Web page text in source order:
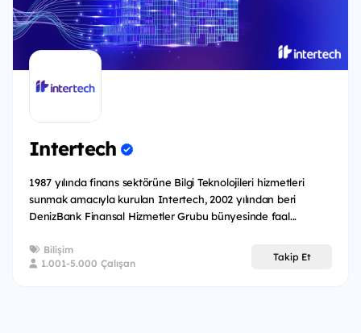
Intertech
1987 yılında finans sektörüne Bilgi Teknolojileri hizmetleri
sunmak amacıyla kurulan Intertech, 2002 yılından beri
DenizBank Finansal Hizmetler Grubu bünyesinde faal...
Bilişim
1.001-5.000 Çalışan
Takip Et